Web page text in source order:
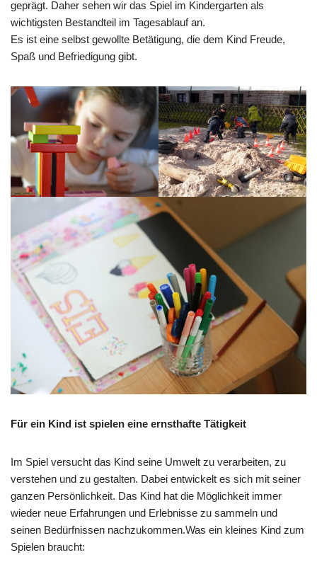
geprägt. Daher sehen wir das Spiel im Kindergarten als
wichtigsten Bestandteil im Tagesablauf an.
Es ist eine selbst gewollte Betätigung, die dem Kind Freude,
Spaß und Befriedigung gibt.
Für ein Kind ist spielen eine ernsthafte Tätigkeit
Im Spiel versucht das Kind seine Umwelt zu verarbeiten, zu
verstehen und zu gestalten. Dabei entwickelt es sich mit seiner
ganzen Persönlichkeit. Das Kind hat die Möglichkeit immer
wieder neue Erfahrungen und Erlebnisse zu sammeln und
seinen Bedürfnissen nachzukommen.Was ein kleines Kind zum
Spielen braucht: